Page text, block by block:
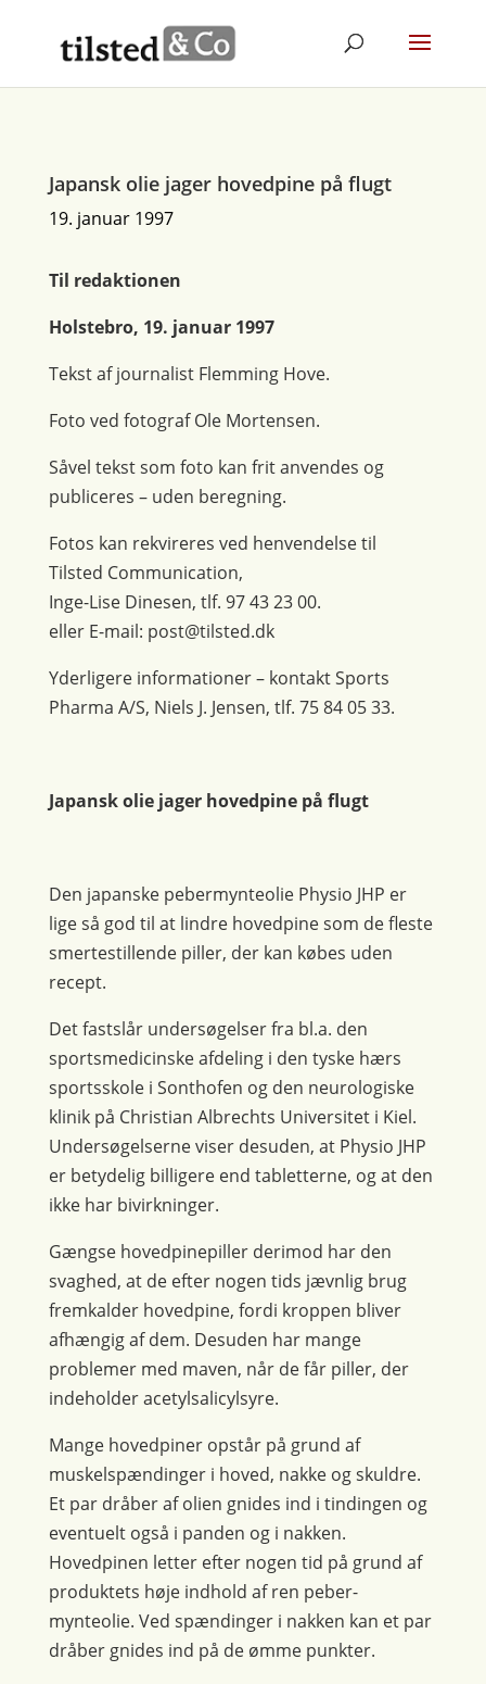
Japansk olie jager hovedpine på flugt
19. januar 1997
Til redaktionen
Holstebro, 19. januar 1997
Tekst af journalist Flemming Hove.
Foto ved fotograf Ole Mortensen.
Såvel tekst som foto kan frit anvendes og
publiceres – uden beregning.
Fotos kan rekvireres ved henvendelse til
Tilsted Communication,
Inge-Lise Dinesen, tlf. 97 43 23 00.
eller E-mail: post@tilsted.dk
Yderligere informationer – kontakt Sports
Pharma A/S, Niels J. Jensen, tlf. 75 84 05 33.
Japansk olie jager hovedpine på flugt
Den japanske pebermynteolie Physio JHP er
lige så god til at lindre hovedpine som de fleste
smertestillende piller, der kan købes uden
recept.
Det fastslår undersøgelser fra bl.a. den
sportsmedicinske afdeling i den tyske hærs
sportsskole i Sonthofen og den neurologiske
klinik på Christian Albrechts Universitet i Kiel.
Undersøgelserne viser desuden, at Physio JHP
er betydelig billigere end tabletterne, og at den
ikke har bivirkninger.
Gængse hovedpinepiller derimod har den
svaghed, at de efter nogen tids jævnlig brug
fremkalder hovedpine, fordi kroppen bliver
afhængig af dem. Desuden har mange
problemer med maven, når de får piller, der
indeholder acetylsalicylsyre.
Mange hovedpiner opstår på grund af
muskelspændinger i hoved, nakke og skuldre.
Et par dråber af olien gnides ind i tindingen og
eventuelt også i panden og i nakken.
Hovedpinen letter efter nogen tid på grund af
produktets høje indhold af ren peber-
mynteolie. Ved spændinger i nakken kan et par
dråber gnides ind på de ømme punkter.